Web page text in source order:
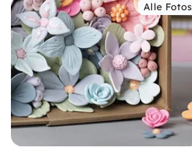
Alle Fotos